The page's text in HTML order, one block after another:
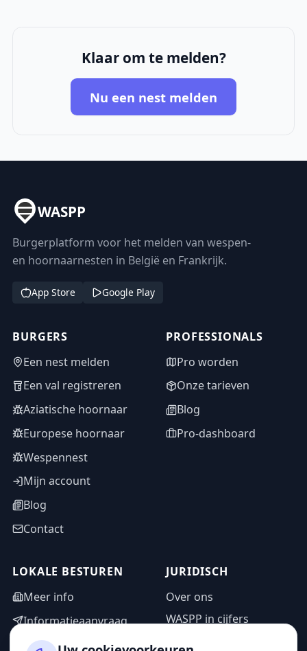
Klaar om te melden?
Nu een nest melden
WASPP
Burgerplatform voor het melden van wespen-
en hoornaarnesten in België en Frankrijk.
App Store Google Play
BURGERS
Een nest melden
Een val registreren
Aziatische hoornaar
Europese hoornaar
Wespennest
Mijn account
Blog
Contact
PROFESSIONALS
Pro worden
Onze tarieven
Blog
Pro-dashboard
LOKALE BESTUREN
Meer info
Informatieaanvraag
Adminzone
JURIDISCH
Over ons
WASPP in cijfers